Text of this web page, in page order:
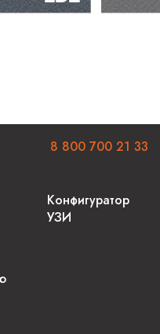
Конфигуратор
УЗИ
8 800 700 21 33